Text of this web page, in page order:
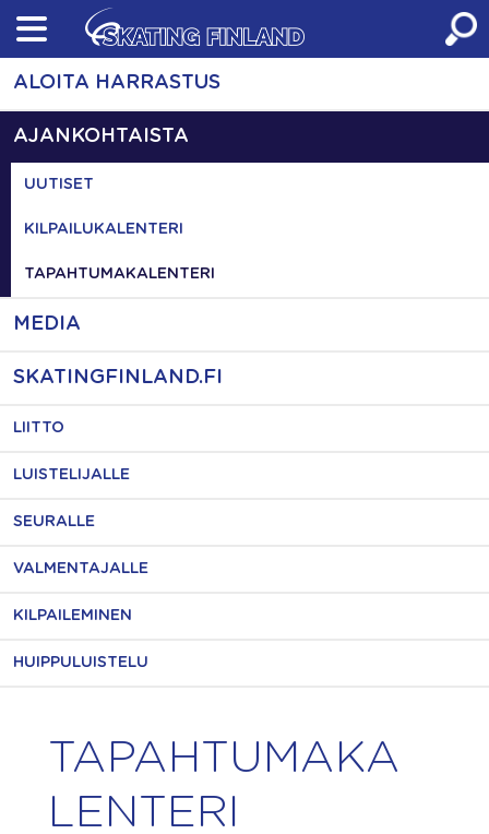
Skip
content
ALOITA HARRASTUS
AJANKOHTAISTA
UUTISET
KILPAILUKALENTERI
TAPAHTUMAKALENTERI
MEDIA
SKATINGFINLAND.FI
LIITTO
LUISTELIJALLE
SEURALLE
VALMENTAJALLE
KILPAILEMINEN
HUIPPULUISTELU
TAPAHTUMAKA
LENTERI